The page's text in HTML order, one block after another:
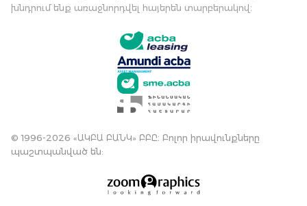
խնդրում ենք առաջնորդվել հայերեն տարբերակով։
© 1996-2026 «ԱԿԲԱ ԲԱՆԿ» ԲԲԸ։ Բոլոր իրավունքները
պաշտպանված են: